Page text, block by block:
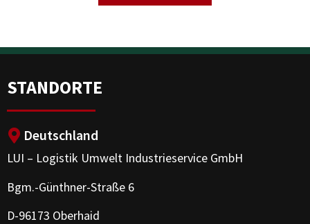
STANDORTE
Deutschland
LUI – Logistik Umwelt Industrieservice GmbH
Bgm.-Günthner-Straße 6
D-96173 Oberhaid